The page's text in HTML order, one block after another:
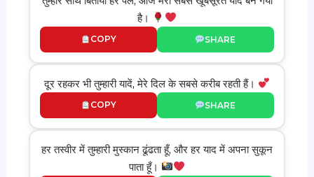
है।
COPY SHARE
दूर रहकर भी तुम्हारी यादें, मेरे दिल के सबसे करीब रहती हैं।
COPY SHARE
हर तस्वीर में तुम्हारी मुस्कान ढूंढता हूँ, और हर याद में अपना सुकून
पाता हूँ।